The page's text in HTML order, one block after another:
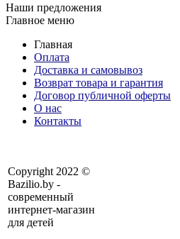
Наши предложения
Главное меню
Главная
Оплата
Доставка и самовывоз
Возврат товара и гарантия
Договор публичной оферты
О нас
Контакты
Copyright 2022 ©
Bazilio.by -
современный
интернет-магазин
для детей